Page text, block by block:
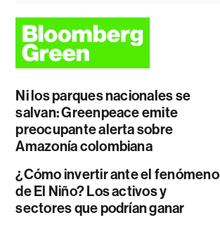
Ni los parques nacionales se
salvan: Greenpeace emite
preocupante alerta sobre
Amazonía colombiana
¿Cómo invertir ante el fenómeno
de El Niño? Los activos y
sectores que podrían ganar